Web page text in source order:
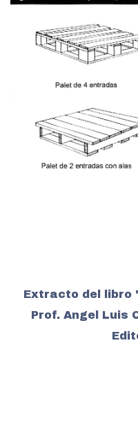
Extracto del libro
Prof. Angel Luis